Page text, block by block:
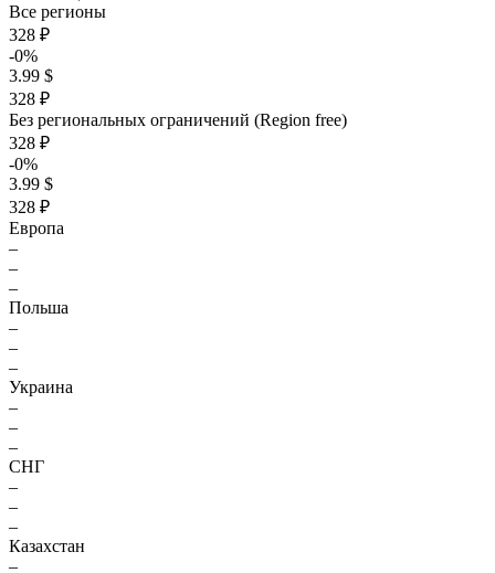
Все регионы
328 ₽
-0%
3.99 $
328 ₽
Без региональных ограничений (Region free)
328 ₽
-0%
3.99 $
328 ₽
Европа
–
–
–
Польша
–
–
–
Украина
–
–
–
СНГ
–
–
–
Казахстан
–